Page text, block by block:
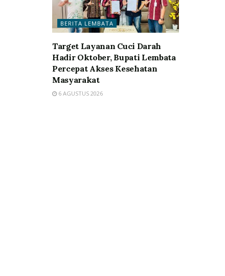
BERITA LEMBATA
Target Layanan Cuci Darah
Hadir Oktober, Bupati Lembata
Percepat Akses Kesehatan
Masyarakat
6 AGUSTUS 2026